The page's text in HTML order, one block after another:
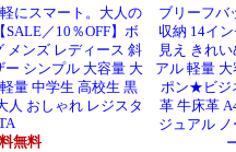
にスマート。大人の
／10％OFF】ボ
メンズ レディース 斜
シンプル 大容量 大
量 中学生 高校生 黒
人 おしゃれ レジスタ
無料
ブリーフバ
収納 14イ
見え きれ
アル 軽量
ポン★ビジ
革 牛床革
ジュアル